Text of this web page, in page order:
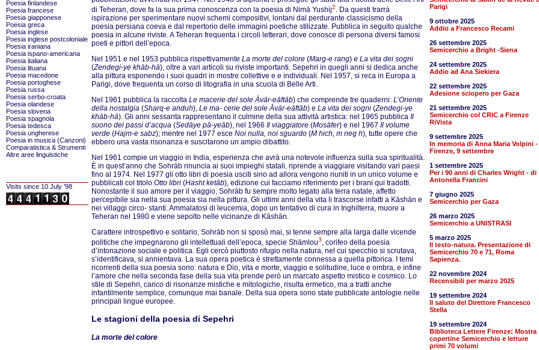
Poesia finlandese
Poesia francese
Poesia giapponese
Poesia greca
Poesia inglese
Poesia inglese postcoloniale
Poesia iraniana
Poesia ispano-americana
Poesia italiana
Poesia lituana
Poesia macedone
Poesia portoghese
Poesia russa
Poesia serbo-croata
Poesia olandese
Poesia slovena
Poesia spagnola
Poesia tedesca
Poesia ungherese
Poesia in musica (Canzoni)
Comparatistica & Strumenti
Altre aree linguistiche
Visits since 10 July '98
di Teheran, dove fa la sua prima conoscenza con la poesia di Nimā Yushij2
. Da questi trarrà
ispirazione per sperimentare nuovi schemi compositivi, lontani dal perdurante classicismo della
poesia persiana coeva e dal repertorio delle immagini poetiche stilizzate. Pubblica in seguito qualche
poesia in alcune riviste. A Teheran frequenta i circoli letterari, dove conosce di persona diversi famosi
poeti e pittori dell’epoca.
Nel 1951 e nel 1953 pubblica rispettivamente La morte del colore (Marg-e rang) e La vita dei sogni
(Zendegi-ye khāb-hā), oltre a vari articoli su riviste importanti. Sepehri in quegli anni si dedica anche
alla pittura esponendo i suoi quadri in mostre collettive e e individuali. Nel 1957, si reca in Europa a
Parigi, dove frequenta un corso di litografia in una scuola di Belle Arti.
Nel 1961 pubblica la raccolta Le macerie del sole Āvār-eāftāb) che comprende tre quaderni: L’Oriente
della nostalgia (Sharq-e anduh), Le ma- cerie del sole Āvār-eāftāb) e La vita dei sogni (Zendegi-ye
khāb-hā). Gli anni sessanta rappresentano il culmine della sua attività artistica: nel 1965 pubblica Il
suono dei passi d’acqua (Sedāye pā-yeāb), nel 1966 Il viaggiatore (Mosāfer) e nel 1967 Il volume
verde (Hajm-e sabz); mentre nel 1977 esce Noi nulla, noi sguardo (M hich, m neg h), tutte opere che
ebbero una vasta risonanza e suscitarono un ampio dibattito.
Nel 1961 compie un viaggio in India, esperienza che avrà una notevole influenza sulla sua spiritualità.
È in quest’anno che Sohrāb rinuncia ai suoi impieghi statali, riprende a viaggiare visitando vari paesi
fino al 1974. Nel 1977 gli otto libri di poesia usciti sino ad allora vengono riuniti in un unico volume e
pubblicati col titolo Otto libri (Hasht ketāb), edizione cui facciamo riferimento per i brani qui tradotti.
Nonostante il suo amore per il viaggio, Sohrāb fu sempre molto legato alla terra natale, affetto
percepibile sia nella sua poesia sia nella pittura. Gli ultimi anni della vita li trascorse infatti a Kāshān e
nei villaggi circo- stanti. Ammalatosi di leucemia, dopo un tentativo di cura in Inghilterra, muore a
Teheran nel 1980 e viene sepolto nelle vicinanze di Kāshān.
Carattere introspettivo e solitario, Sohrāb non si sposò mai, si tenne sempre alla larga dalle vicende
politiche che impegnarono gli intellettuali dell’epoca, specie Shāmlou3
, corifeo della poesia
d’intonazione sociale e politica. Egli cercò piuttosto rifugio nella natura, nel cui specchio si scrutava,
s’identificava, si annientava. La sua opera poetica è strettamente connessa a quella pittorica. I temi
ricorrenti della sua poesia sono: natura e Dio, vita e morte, viaggio e solitudine, luce e ombra, e infine
l’amore che nella seconda fase della sua vita prende però un marcato aspetto mistico e cosmico. Lo
stile di Sepehri, carico di risonanze mistiche e mitologiche, risulta ermetico, ma a tratti anche
infantilmente semplice, comunque mai banale. Della sua opera sono state pubblicate antologie nelle
principali lingue europee.
Le stagioni della poesia di Sepehri
La morte del colore
Parigi
9 ottobre 2025
Addio a Francesco Recami
26 settembre 2025
Semicerchio a Bright -Siena
24 settembre 2025
Addio ad Ana Siekiera
22 settembre 2025
Adesione sciopero per Gaza
21 settembre 2025
Semicerchio col CRIC a Firenze
RiVista
9 settembre 2025
In memoria di Anna Maria Volpini -
Firenze, 9 settembre
1 settembre 2025
Per i 90 anni di Charles Wright - di
Antonella Francini
7 giugno 2025
Semicerchio per Gaza
26 marzo 2025
Semicerchio a UNISTRASI
5 marzo 2025
Il testo-natura. Presentazione di
Semicerchio 70 e 71, Roma
Sapienza.
22 novembre 2024
Recensibili per marzo 2025
19 settembre 2024
Il saluto del Direttore Francesco
Stella
19 settembre 2024
Biblioteca Lettere Firenze: Mostra
copertine Semicerchio e letture
primi 70 volumi